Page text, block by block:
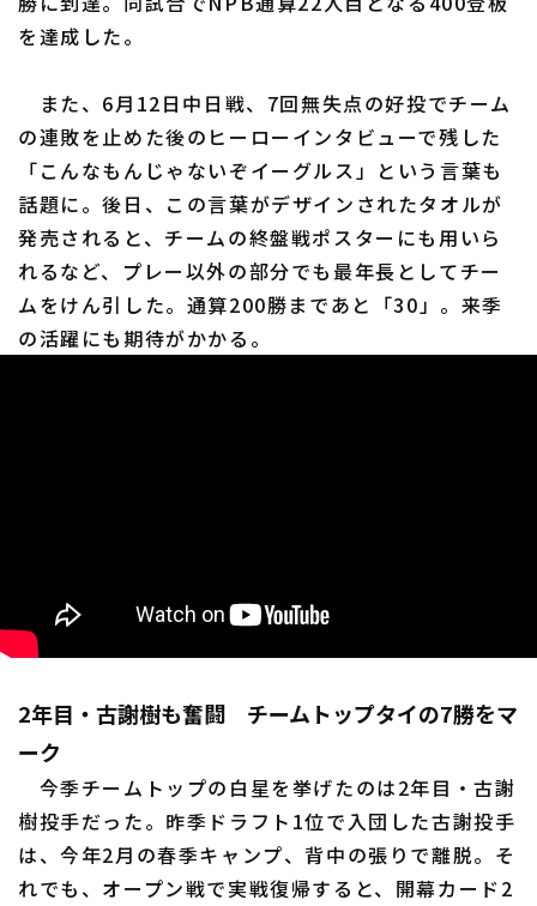
を達成した。
また、6月12日中日戦、7回無失点の好投でチーム
の連敗を止めた後のヒーローインタビューで残した
「こんなもんじゃないぞイーグルス」という言葉も
話題に。後日、この言葉がデザインされたタオルが
発売されると、チームの終盤戦ポスターにも用いら
れるなど、プレー以外の部分でも最年長としてチー
ムをけん引した。通算200勝まであと「30」。来季
の活躍にも期待がかかる。
2年目・古謝樹も奮闘 チームトップタイの7勝をマ
ーク
今季チームトップの白星を挙げたのは2年目・古謝
樹投手だった。昨季ドラフト1位で入団した古謝投手
は、今年2月の春季キャンプ、背中の張りで離脱。そ
れでも、オープン戦で実戦復帰すると、開幕カード2